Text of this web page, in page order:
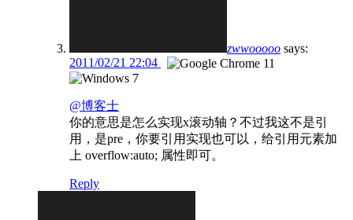
zwwooooo says:
2011/02/21 22:04
@博客士
你的意思是怎么实现x滚动轴？不过我这不是引
用，是pre，你要引用实现也可以，给引用元素加
上 overflow:auto; 属性即可。
Reply